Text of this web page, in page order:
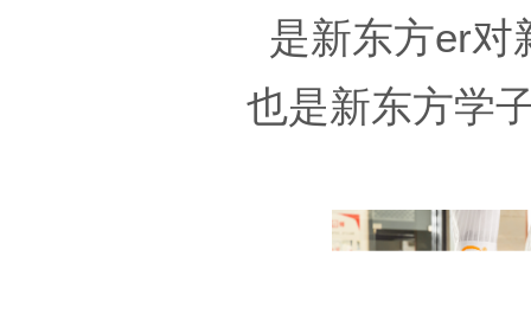
是新东方er对
也是新东方学